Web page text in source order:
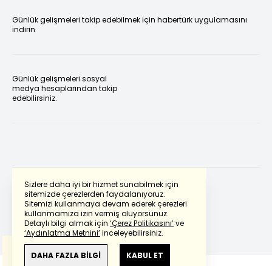
Sizlere daha iyi bir hizmet sunabilmek için
sitemizde çerezlerden faydalanıyoruz.
Sitemizi kullanmaya devam ederek çerezleri
kullanmamıza izin vermiş oluyorsunuz.
Detaylı bilgi almak için ‘Çerez Politikasını’ve
‘Aydınlatma Metnini’inceleyebilirsiniz.
DAHA FAZLA BİLGİ KABUL ET
Günlük gelişmeleri takip edebilmek için habertürk uygulamasını
indirin
Günlük gelişmeleri sosyal
medya hesaplarından takip
edebilirsiniz.
Powered by Translate
Bu çevirideGoogle Transletekullanılmıştır.
Anlam ve çeviri hatalarından
haberturk.com